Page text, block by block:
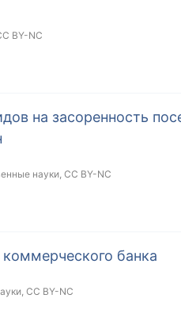
BY-NC
на засоренность
науки, CC BY-NC
банка
CC BY-NC